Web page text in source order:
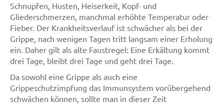
Schnupfen, Husten, Heiserkeit, Kopf- und
Gliederschmerzen, manchmal erhöhte Temperatur oder
Fieber. Der Krankheitsverlauf ist schwächer als bei der
Grippe, nach wenigen Tagen tritt langsam einer Erholung
ein. Daher gilt als alte Faustregel: Eine Erkältung kommt
drei Tage, bleibt drei Tage und geht drei Tage.
Da sowohl eine Grippe als auch eine
Grippeschutzimpfung das Immunsystem vorübergehend
schwächen können, sollte man in dieser Zeit